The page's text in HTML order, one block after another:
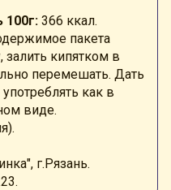
100г: 366 ккал.
пакета
кипятком в
перемешать. Дать
как в
виде.
г.Рязань.